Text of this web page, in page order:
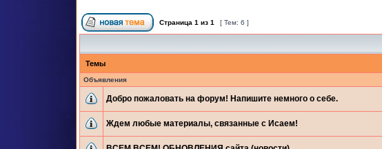
Страница 1 из 1 [ Тем: 6 ]
Темы
Объявления
Добро пожаловать на форум! Напишите немного о себе.
Ждем любые материалы, связанные с Исаем!